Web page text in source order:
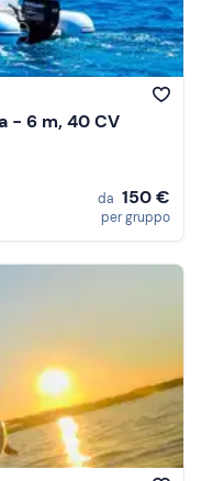
- 6 m, 40 CV
da 150 €
per gruppo